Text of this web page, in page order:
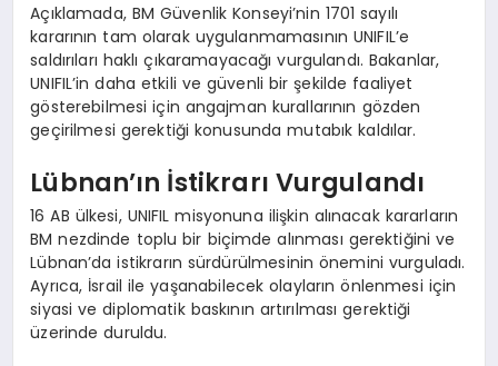
Açıklamada, BM Güvenlik Konseyi’nin 1701 sayılı
kararının tam olarak uygulanmamasının UNIFIL’e
saldırıları haklı çıkaramayacağı vurgulandı. Bakanlar,
UNIFIL’in daha etkili ve güvenli bir şekilde faaliyet
gösterebilmesi için angajman kurallarının gözden
geçirilmesi gerektiği konusunda mutabık kaldılar.
Lübnan’ın İstikrarı Vurgulandı
16 AB ülkesi, UNIFIL misyonuna ilişkin alınacak kararların
BM nezdinde toplu bir biçimde alınması gerektiğini ve
Lübnan’da istikrarın sürdürülmesinin önemini vurguladı.
Ayrıca, İsrail ile yaşanabilecek olayların önlenmesi için
siyasi ve diplomatik baskının artırılması gerektiği
üzerinde duruldu.